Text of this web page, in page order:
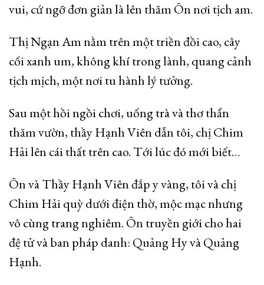
vui, cứ ngỡ đơn giản là lên thăm Ôn nơi tịch am.
ThịNgạn Am nằm trên một triền đồi cao, cây
cối xanh um, không khí trong lành, quang cảnh
tịch mịch, một nơi tu hành lý tưởng.
Sau một hồi ngồi chơi, uống trà và thơ thẩn
thăm vườn, thầy Hạnh Viên dẫn tôi, chị Chim
Hải lên cái thất trên cao. Tới lúc đó mới biết…
Ôn và Thầy Hạnh Viên đắp y vàng, tôi và chị
Chim Hải quỳ dưới điện thờ, mộc mạc nhưng
vô cùng trang nghiêm. Ôn truyền giới cho hai
đệ tử và ban pháp danh: Quảng Hy và Quảng
Hạnh.